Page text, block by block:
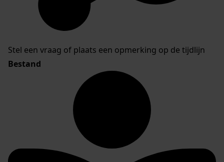
Stel een vraag of plaats een opmerking op de tijdlijn
Bestand